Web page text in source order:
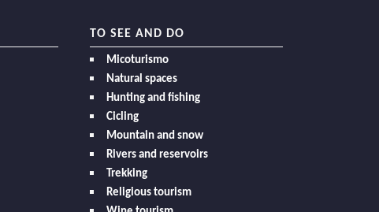
TO SEE AND DO
Micoturismo
Natural spaces
Hunting and fishing
Cicling
Mountain and snow
Rivers and reservoirs
Trekking
Religious tourism